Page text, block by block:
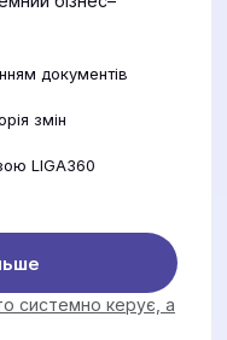
документів
змін
LIGA360
системно керує, а